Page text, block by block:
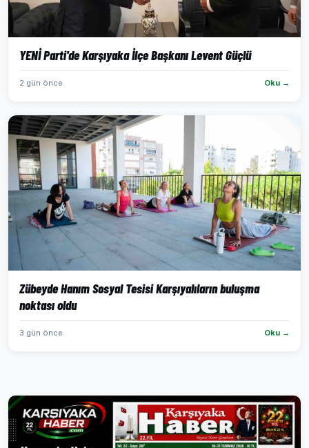
YENİ Parti'de Karşıyaka İlçe Başkanı Levent Güçlü
2 gün önce Oku →
Zübeyde Hanım Sosyal Tesisi Karşıyalıların buluşma
noktası oldu
3 gün önce Oku →